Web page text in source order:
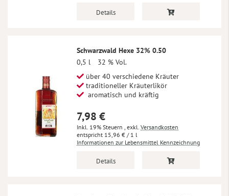
Details
Schwarzwald Hexe 32% 0.50
0,5 l
32 % Vol.
über 40 verschiedene Kräuter
traditioneller Kräuterlikör
aromatisch und kräftig
7,98 €
Inkl. 19% Steuern , exkl. Versandkosten
15,96 € / 1 l
Informationen zur Lebensmittel Kennzeichnung
Details